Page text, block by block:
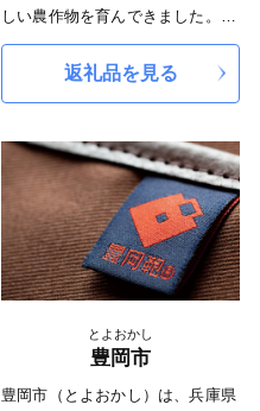
を併せ現在の高砂市になり、一層
の発展を目指しています。
市内には、高砂神社・生石神社・
多く、市内各神社の秋祭りなどの
行事には多くの人々が訪れる観光
地にもなっており、東播磨地域の
中核都市として、前進していま
す。
しい農作物を育んできました。
さらに、あなたのふるさととし
て、全国に発信します。 そん
るさと日本一」と誇れる丹波篠山
のまちづくりに活かしていきま
す。自然と共生し、教育・文化を
発展させ、魅力あるふるさとづく
りを進めるために「丹波篠山ふる
さと応援寄付金」へのご協力をお
願いいたします。
返礼品を見る
とよおかし
豊岡市
豊岡市（とよおかし）は、兵庫県